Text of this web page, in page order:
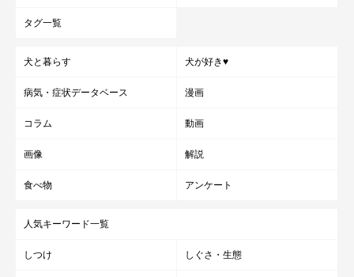
タグ一覧
犬と暮らす 犬が好き♥
病気・症状データベース 漫画
コラム 動画
画像 解説
食べ物 アンケート
人気キーワード一覧
しつけ しぐさ・生態